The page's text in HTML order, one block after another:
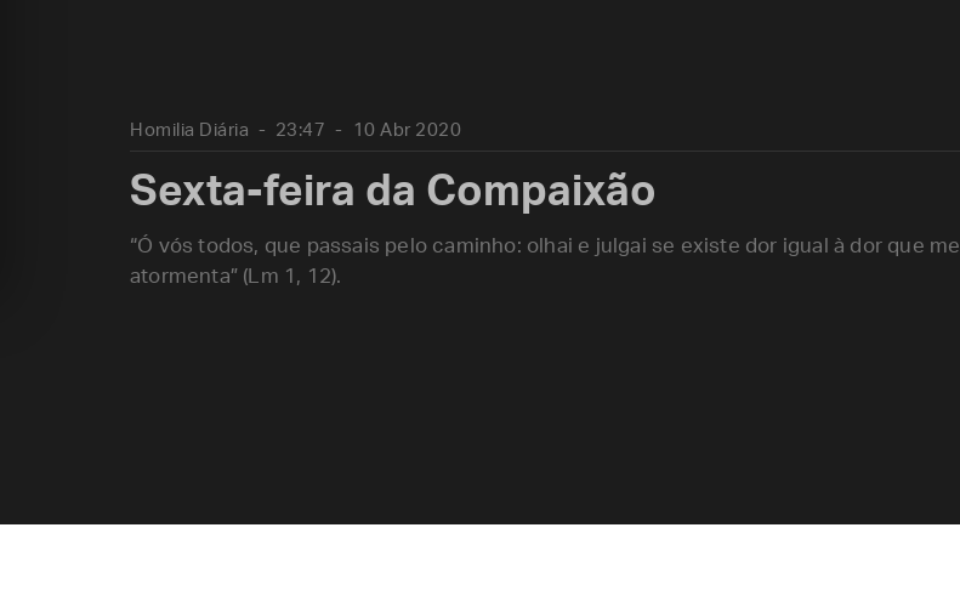
Homilia Diária 23:47 10 Abr 2020
Sexta-feira da Compaixão
“Ó vós todos, que passais pelo caminho: olhai e julgai se existe dor igual à dor que me
atormenta” (Lm 1, 12).